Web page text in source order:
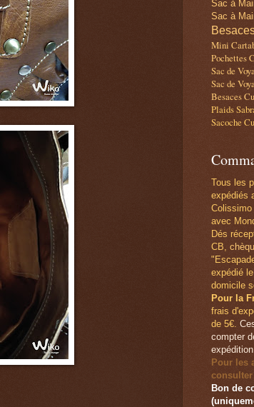
Sac à
Sac à
Mini
Pochettes
Sac de
Sac de
Besaces
Plaids
Sacoche
Tous les
expédiés
avec
Dés
CB,
expédié
domicile
Pour la
frais
de 5€.
compter
Pour les
Bon de